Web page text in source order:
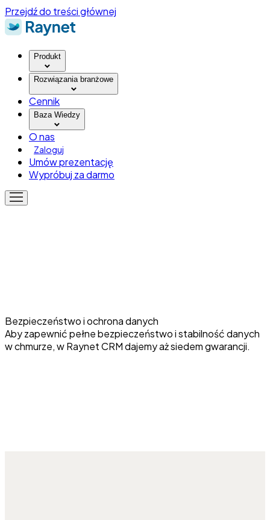
Przejdź do treści głównej
Produkt
Rozwiązania branżowe
Cennik
Baza Wiedzy
O nas
Zaloguj
Umów prezentację
Wypróbuj za darmo
Bezpieczeństwo i ochrona danych
Aby zapewnić pełne bezpieczeństwo i stabilność danych
w chmurze, w Raynet CRM dajemy aż siedem gwarancji.